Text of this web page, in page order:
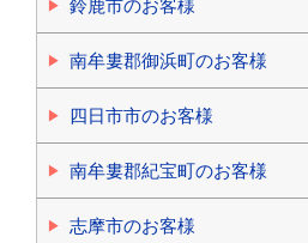
鈴鹿市のお客様
南牟婁郡御浜町のお客様
四日市市のお客様
南牟婁郡紀宝町のお客様
志摩市のお客様